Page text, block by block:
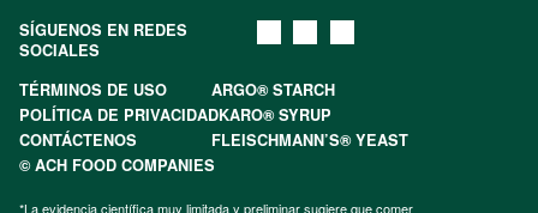
SÍGUENOS EN REDES
SOCIALES
TÉRMINOS DE USO
ARGO® STARCH
POLÍTICA DE PRIVACIDADKARO® SYRUP
CONTÁCTENOS
FLEISCHMANN’S® YEAST
© ACH FOOD COMPANIES
*La evidencia científica muy limitada y preliminar sugiere que comer